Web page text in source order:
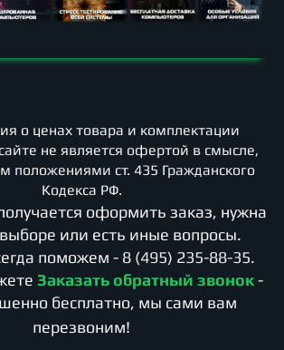
о ценах товара и комплектации
не является офертой в смысле,
положениями ст. 435 Гражданского
Кодекса РФ.
оформить заказ, нужна
или есть иные вопросы.
поможем - 8 (495) 235-88-35.
Заказать обратный звонок -
бесплатно, мы сами вам
перезвоним!